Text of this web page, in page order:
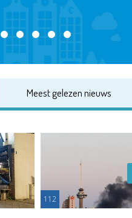
Meest gelezen nieuws
112